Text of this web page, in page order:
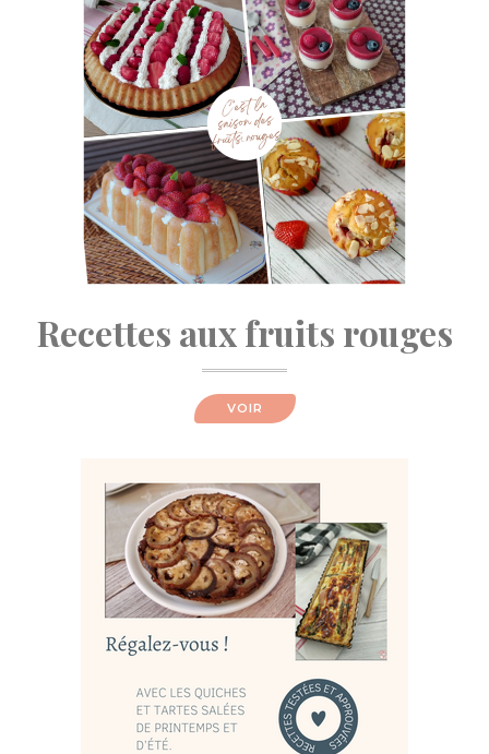
Recettes aux fruits rouges
VOIR